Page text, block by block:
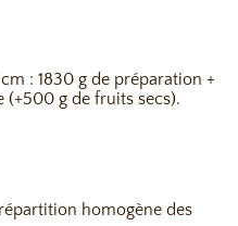
: 1830 g de préparation +
(+500 g de fruits secs).
homogène des